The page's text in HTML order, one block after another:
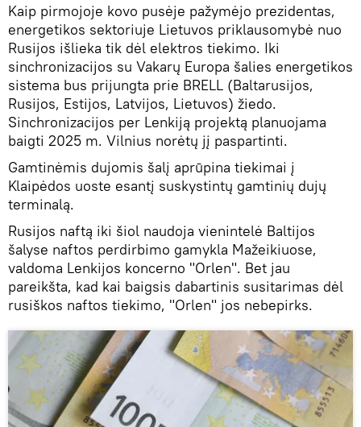
Kaip pirmojoje kovo pusėje pažymėjo prezidentas,
energetikos sektoriuje Lietuvos priklausomybė nuo
Rusijos išlieka tik dėl elektros tiekimo. Iki
sinchronizacijos su Vakarų Europa šalies energetikos
sistema bus prijungta prie BRELL (Baltarusijos,
Rusijos, Estijos, Latvijos, Lietuvos) žiedo.
Sinchronizacijos per Lenkiją projektą planuojama
baigti 2025 m. Vilnius norėtų jį paspartinti.
Gamtinėmis dujomis šalį aprūpina tiekimai į
Klaipėdos uoste esantį suskystintų gamtinių dujų
terminalą.
Rusijos naftą iki šiol naudoja vienintelė Baltijos
šalyse naftos perdirbimo gamykla Mažeikiuose,
valdoma Lenkijos koncerno "Orlen". Bet jau
pareikšta, kad kai baigsis dabartinis susitarimas dėl
rusiškos naftos tiekimo, "Orlen" jos nebepirks.